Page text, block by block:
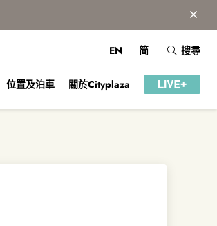
位置及泊車 關於Cityplaza
EN 简 搜尋